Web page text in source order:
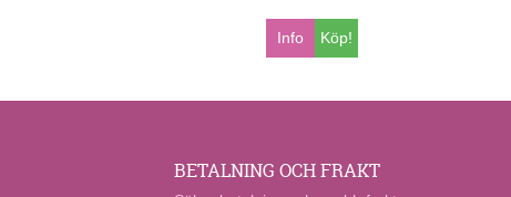
Köp!
Info
BETALNING OCH FRAKT